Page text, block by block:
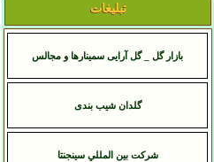
تبلیغات
بازار گل _ گل آرایی سمینارها و مجالس
گلدان شیب بندی
شرکت بين المللي سينجنتا